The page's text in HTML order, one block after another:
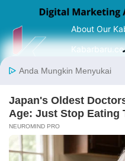
About Our
serta